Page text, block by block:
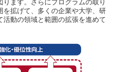
ます。さらにプログラムの取り
を拡げて、多くの企業や大学、研
活動の領域と範囲の拡張を進めて